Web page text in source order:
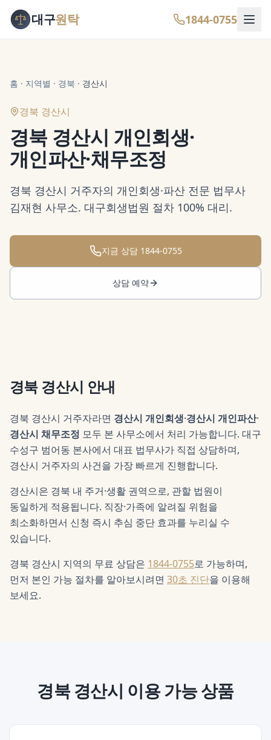
대구원탁 1844-0755
홈 · 지역별 · 경북 · 경산시
경북 경산시
경북 경산시 개인회생·
개인파산·채무조정
경북 경산시 거주자의 개인회생·파산 전문 법무사
김재현 사무소. 대구회생법원 절차 100% 대리.
지금 상담 1844-0755
상담 예약
경북 경산시 안내
경북 경산시 거주자라면 경산시 개인회생·경산시 개인파산·
경산시 채무조정 모두 본 사무소에서 처리 가능합니다. 대구
수성구 범어동 본사에서 대표 법무사가 직접 상담하며,
경산시 거주자의 사건을 가장 빠르게 진행합니다.
경산시은 경북 내 주거·생활 권역으로, 관할 법원이
동일하게 적용됩니다. 직장·가족에 알려질 위험을
최소화하면서 신청 즉시 추심 중단 효과를 누리실 수
있습니다.
경북 경산시 지역의 무료 상담은 1844-0755로 가능하며,
먼저 본인 가능 절차를 알아보시려면 30초 진단을 이용해
보세요.
경북 경산시 이용 가능 상품